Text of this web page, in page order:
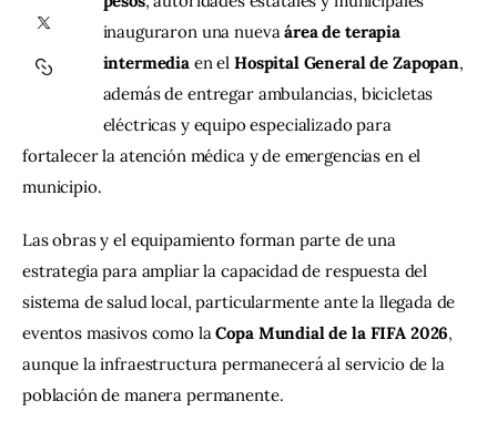
Contacto
inauguraron una nueva área de terapia
intermedia en el Hospital General de Zapopan,
además de entregar ambulancias, bicicletas
eléctricas y equipo especializado para
fortalecer la atención médica y de emergencias en el
municipio.
Las obras y el equipamiento forman parte de una
estrategia para ampliar la capacidad de respuesta del
sistema de salud local, particularmente ante la llegada de
eventos masivos como la Copa Mundial de la FIFA 2026,
aunque la infraestructura permanecerá al servicio de la
población de manera permanente.